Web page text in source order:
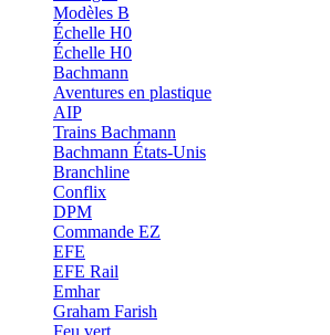
Modèles B
Échelle H0
Échelle H0
Bachmann
Aventures en plastique
AIP
Trains Bachmann
Bachmann États-Unis
Branchline
Conflix
DPM
Commande EZ
EFE
EFE Rail
Emhar
Graham Farish
Feu vert